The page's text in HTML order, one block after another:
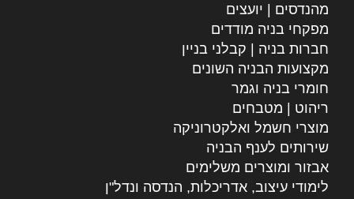
מהנדסים | יועצים
מפקחי בניה מודדים
חברות בניה | קבלני בניין
מקצועות הבניה השונים
חומרי בניה וגמר
ריהוט | מטבחים
מוצרי חשמל ואלקטרוניקה
שירותים לענף הבניה
אבזור ומוצרים משלימים
לימודי עיצוב, אדריכלות, הנדסה ונדל"ן